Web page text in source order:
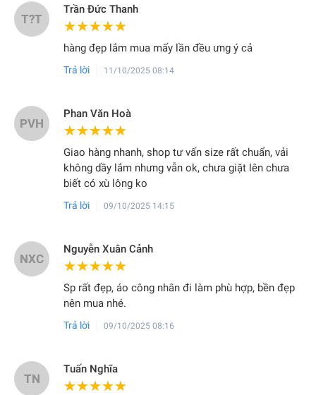
T?T
Trần Đức Thanh
★★★★★
★★★★★
hàng đẹp lắm mua mấy lần đều ưng ý cả
Trả lời 11/10/2025 08:14
PVH
Phan Văn Hoà
★★★★★
★★★★★
Giao hàng nhanh, shop tư vấn size rất chuẩn, vải
không dầy lắm nhưng vẫn ok, chưa giặt lên chưa
biết có xù lông ko
Trả lời 09/10/2025 14:15
NXC
Nguyễn Xuân Cảnh
★★★★★
★★★★★
Sp rất đẹp, áo công nhân đi làm phù hợp, bền đẹp
nên mua nhé.
Trả lời 09/10/2025 08:16
TN
Tuấn Nghĩa
★★★★★
★★★★★